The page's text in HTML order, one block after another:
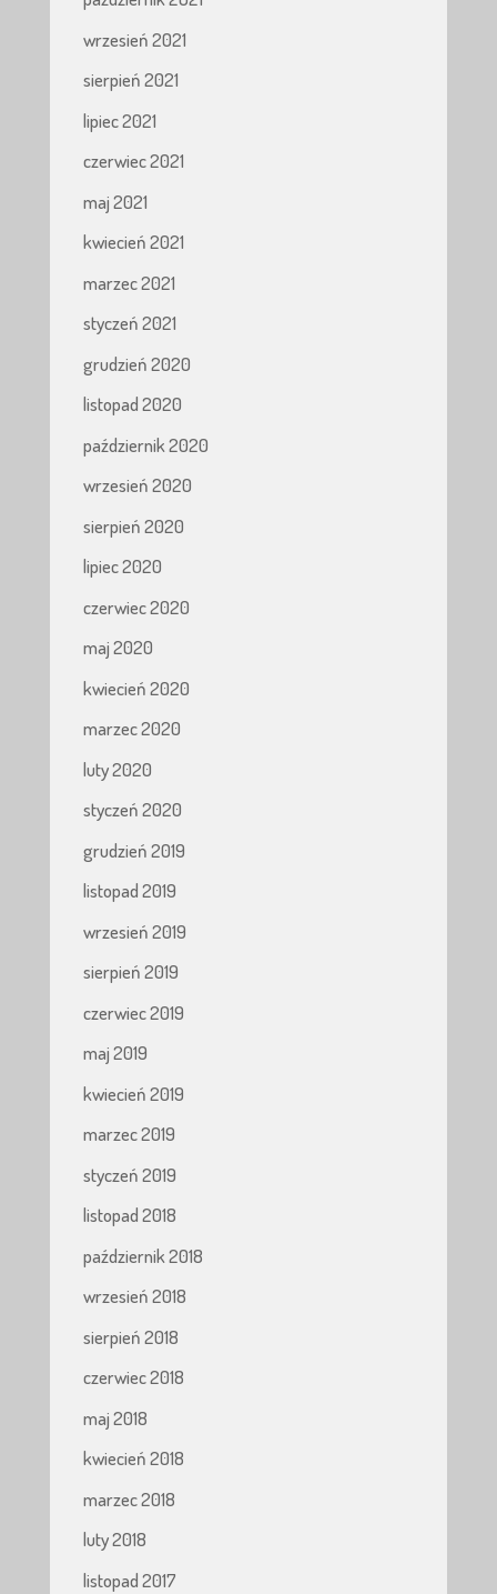
wrzesień 2021
sierpień 2021
lipiec 2021
czerwiec 2021
maj 2021
kwiecień 2021
marzec 2021
styczeń 2021
grudzień 2020
listopad 2020
październik 2020
wrzesień 2020
sierpień 2020
lipiec 2020
czerwiec 2020
maj 2020
kwiecień 2020
marzec 2020
luty 2020
styczeń 2020
grudzień 2019
listopad 2019
wrzesień 2019
sierpień 2019
czerwiec 2019
maj 2019
kwiecień 2019
marzec 2019
styczeń 2019
listopad 2018
październik 2018
wrzesień 2018
sierpień 2018
czerwiec 2018
maj 2018
kwiecień 2018
marzec 2018
luty 2018
listopad 2017